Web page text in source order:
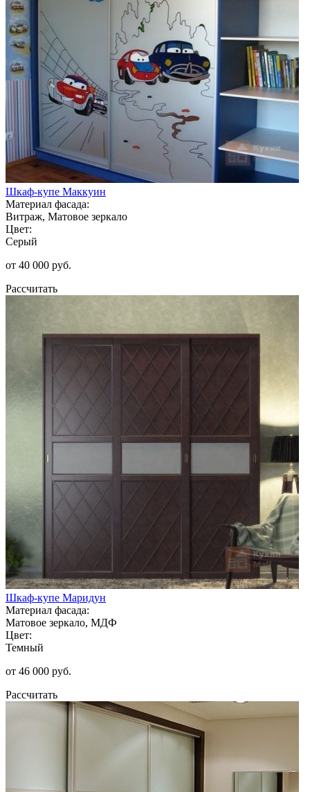
Шкаф-купе Маккуин
Материал фасада:
Витраж, Матовое зеркало
Цвет:
Серый
от 40 000 руб.
Рассчитать
Шкаф-купе Маридун
Материал фасада:
Матовое зеркало, МДФ
Цвет:
Темный
от 46 000 руб.
Рассчитать